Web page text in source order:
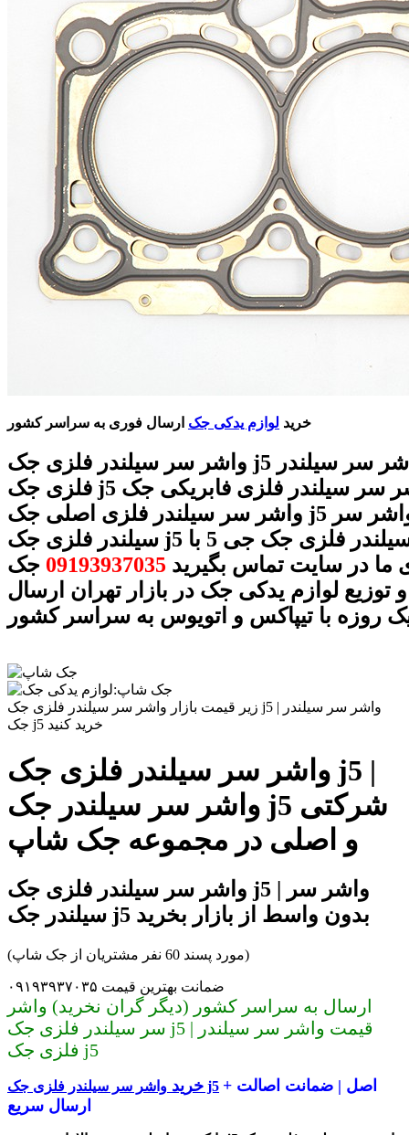
خرید لوازم یدکی جک ارسال فوری به سراسر کشور
واشر سر سیلندر فلزی جک j5 قیمت واشر سر سیلندر
فلزی جک j5 واشر سر سیلندر فلزی فابریکی جک j5
واشر سر سیلندر فلزی اصلی جک j5 خرید واشر سر
سیلندر فلزی جک j5 واشر سر سیلندر فلزی جک جی 5 با
ما در سایت تماس بگیرید 09193937035 جک
توزیع لوازم یدکی جک در بازار تهران ارسال
روزه با تیپاکس و اتویوس به سراسر کشور
زیر قیمت بازار واشر سر سیلندر فلزی جک j5 | واشر سر سیلندر
جک j5 خرید کنید
واشر سر سیلندر فلزی جک j5 |
واشر سر سیلندر جک j5 شرکتی
و اصلی در مجموعه جک شاپ
واشر سر سیلندر فلزی جک j5 | واشر سر
سیلندر جک j5 بدون واسط از بازار بخرید
(مورد پسند 60 نفر مشتریان از جک شاپ)
ضمانت بهترین قیمت ۰۹۱۹۳۹۳۷۰۳۵
ارسال به سراسر کشور (دیگر گران نخرید) واشر
سر سیلندر فلزی جک j5 | قیمت واشر سر سیلندر
فلزی جک j5
خرید واشر سر سیلندر فلزی جک j5 اصل | ضمانت اصالت +
ارسال سریع